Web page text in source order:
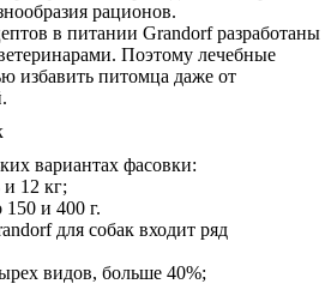
рационов.
в питании Grandorf разработаны
Поэтому лечебные
избавить питомца даже от
вариантах фасовки:
12 кг;
и 400 г.
для собак входит ряд
видов, больше 40%;